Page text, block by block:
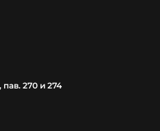
270 и 274